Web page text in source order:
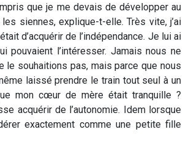
que je me devais de développer au
siennes, explique-t-elle. Très vite, j’ai
d’acquérir de l’indépendance. Je lui ai
pouvaient l’intéresser. Jamais nous ne
le souhaitions pas, mais parce que nous
laissé prendre le train tout seul à un
mon cœur de mère était tranquille ?
acquérir de l’autonomie. Idem lorsque
exactement comme une petite fille